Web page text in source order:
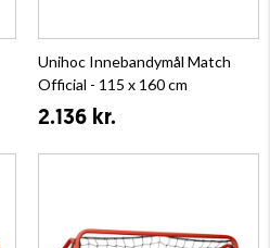
Unihoc Innebandymål Match
Official - 115 x 160 cm
2.136 kr.